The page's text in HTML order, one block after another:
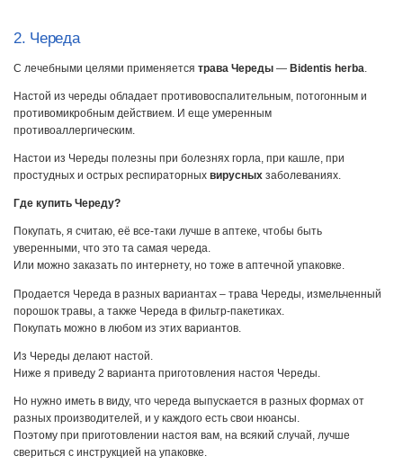
2. Череда
С лечебными целями применяется трава Череды — Bidentis herba.
Настой из череды обладает противовоспалительным, потогонным и
противомикробным действием. И еще умеренным
противоаллергическим.
Настои из Череды полезны при болезнях горла, при кашле, при
простудных и острых респираторных вирусных заболеваниях.
Где купить Череду?
Покупать, я считаю, её все-таки лучше в аптеке, чтобы быть
уверенными, что это та самая череда.
Или можно заказать по интернету, но тоже в аптечной упаковке.
Продается Череда в разных вариантах – трава Череды, измельченный
порошок травы, а также Череда в фильтр-пакетиках.
Покупать можно в любом из этих вариантов.
Из Череды делают настой.
Ниже я приведу 2 варианта приготовления настоя Череды.
Но нужно иметь в виду, что череда выпускается в разных формах от
разных производителей, и у каждого есть свои нюансы.
Поэтому при приготовлении настоя вам, на всякий случай, лучше
свериться с инструкцией на упаковке.